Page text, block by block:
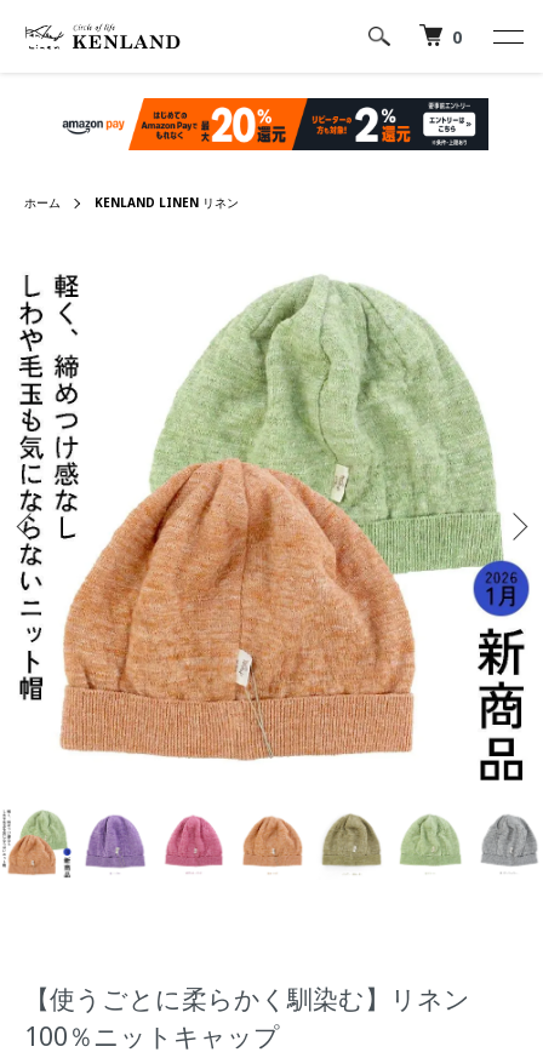
0
ホーム KENLAND LINEN リネン
【使うごとに柔らかく馴染む】リネン
100％ニットキャップ